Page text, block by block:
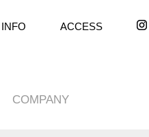
INFO ACCESS
COMPANY